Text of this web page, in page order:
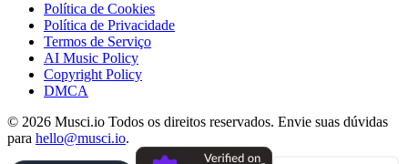
Política de Cookies
Política de Privacidade
Termos de Serviço
AI Music Policy
Copyright Policy
DMCA
© 2026 Musci.io Todos os direitos reservados. Envie suas dúvidas
para hello@musci.io.